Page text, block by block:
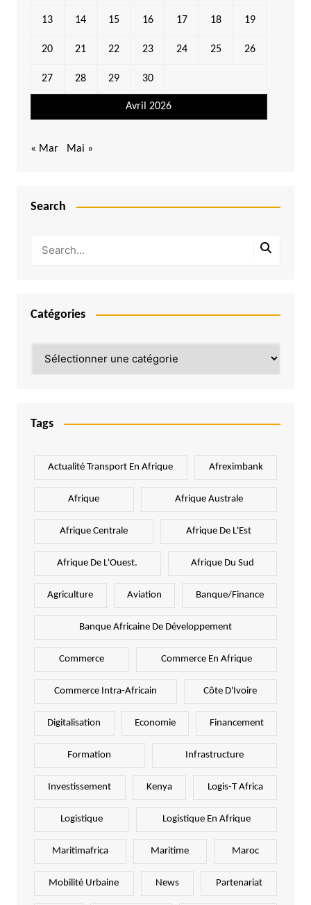
Avril 2026
13 14 15 16 17 18 19
20 21 22 23 24 25 26
27 28 29 30
« Mar Mai »
Search
Catégories
Tags
Actualité Transport En Afrique Afreximbank
Afrique Afrique Australe
Afrique Centrale Afrique De L'Est
Afrique De L'Ouest. Afrique Du Sud
Agriculture Aviation Banque/Finance
Banque Africaine De Développement
Commerce Commerce En Afrique
Commerce Intra-Africain Côte D'Ivoire
Digitalisation Economie Financement
Formation Infrastructure
Investissement Kenya Logis-T Africa
Logistique Logistique En Afrique
Maritimafrica Maritime Maroc
Mobilité Urbaine News Partenariat